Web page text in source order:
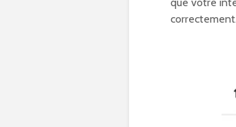
correctement.